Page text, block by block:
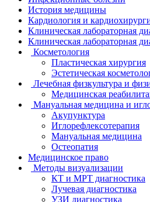
История медицины
Кардиология и
Клиническая лабораторная
Клиническая лабораторная
Косметология
Пластическая хирургия
Эстетическая
Лечебная физкультура и
Медицинская
Мануальная медицина и
Акупунктура
Иглорефлексотерапия
Мануальная медицина
Остеопатия
Медицинское право
Методы визуализации
КТ и МРТ диагностика
Лучевая диагностика
УЗИ диагностика